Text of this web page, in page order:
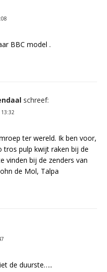
BBC model .
schreef:
13:32
ter wereld. Ik ben voor,
tros pulp kwijt raken bij de
vinden bij de zenders van
de Mol, Talpa
de duurste…..